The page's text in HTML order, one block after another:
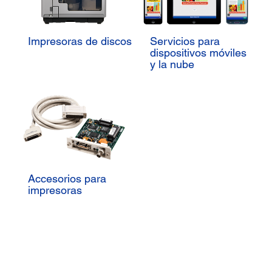
Impresoras de discos
Servicios para
dispositivos móviles
y la nube
Accesorios para
impresoras